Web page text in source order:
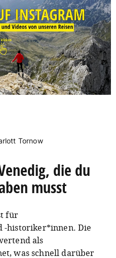
Tornow
die du
musst
für
-historiker*innen. Die
als
was schnell darüber